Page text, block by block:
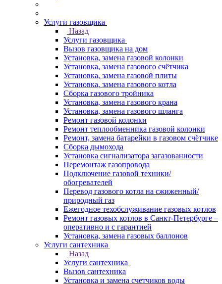
Услуги газовщика
Назад
Услуги газовщика
Вызов газовщика на дом
Установка, замена газовой колонки
Установка, замена газового счётчика
Установка, замена газовой плиты
Установка, замена газового котла
Сборка газового тройника
Установка, замена газового крана
Установка, замена газового шланга
Ремонт газовой колонки
Ремонт теплообменника газовой колонки
Ремонт, замена батарейки в газовом счётчике
Сборка дымохода
Установка сигнализатора загазованности
Перемонтаж газопровода
Подключение газовой техники/
обогревателей
Перевод газового котла на сжиженный/
природный газ
Ежегодное техобслуживание газовых котлов
Ремонт газовых котлов в Санкт-Петербурге –
оперативно и с гарантией
Установка, замена газовых баллонов
Услуги сантехника
Назад
Услуги сантехника
Вызов сантехника
Установка и замена счетчиков воды